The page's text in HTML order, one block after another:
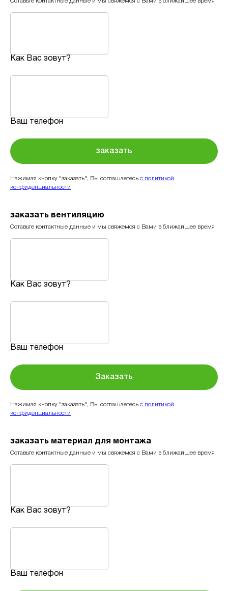
Как Вас зовут?
Ваш телефон
заказать
Нажимая кнопку "заказать", Вы соглашаетесь с политикой
конфиденциальности
заказать вентиляцию
Оставьте контактные данные и мы свяжемся с Вами в ближайшее время
Как Вас зовут?
Ваш телефон
Заказать
Нажимая кнопку "заказать", Вы соглашаетесь с политикой
конфиденциальности
заказать материал для монтажа
Оставьте контактные данные и мы свяжемся с Вами в ближайшее время
Как Вас зовут?
Ваш телефон